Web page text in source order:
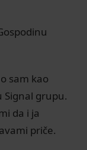
sam kao
Signal grupu.
da i ja
priče.